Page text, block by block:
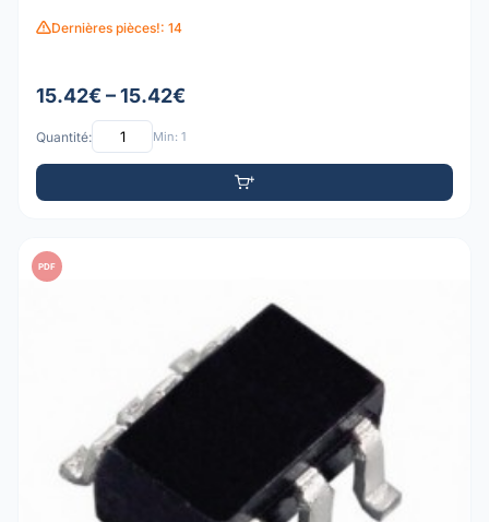
Dernières pièces!: 14
15.42€ – 15.42€
Quantité: Min: 1
PDF